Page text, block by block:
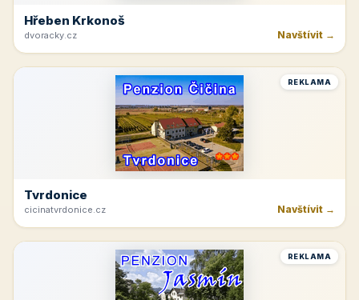
Hřeben Krkonoš
dvoracky.cz Navštívit →
REKLAMA
Tvrdonice
cicinatvrdonice.cz Navštívit →
REKLAMA